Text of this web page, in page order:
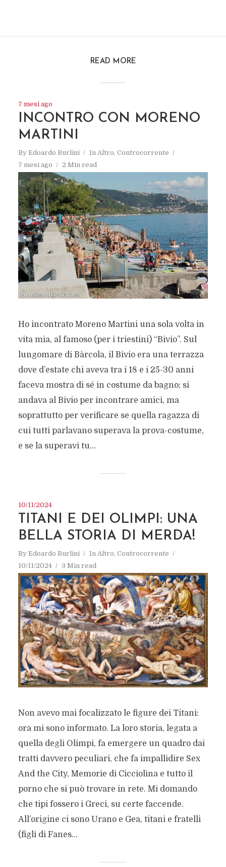
READ MORE
7 mesi ago
INCONTRO CON MORENO
MARTINI
By Edoardo Burlini In Altro, Controcorrente
7 mesi ago
2 Min read
Ho incontrato Moreno Martini una sola volta in
vita mia, al famoso (per i triestini) “Bivio”. Sul
lungomare di Bàrcola, il Bivio era una terrazza
dove d’estate chi aveva tra i 18 e i 25-30 anni
faceva mostra di sé in costume da bagno; si
andava al Bivio per incontrare amici, ma
soprattutto per verificare se quella ragazza di
cui tutti parlavano superava la prova-costume,
e se la superavi tu...
10/11/2024
TITANI E DEI OLIMPI: UNA
BELLA STORIA DI MERDA!
By Edoardo Burlini In Altro, Controcorrente
10/11/2024
3 Min read
Non avevo mai focalizzato le figure dei Titani:
ora mi sono informato. La loro storia, legata a
quella degli Olimpi, fa emergere un quadro dai
tratti davvero peculiari, che fa impallidire Sex
And the City, Memorie di Cicciolina e tutto il
porno che si può trovare in rete. Mi domando
che tipi fossero i Greci, su certe faccende.
All’origine ci sono Urano e Gea, titani e fratelli
(figli di Fanes...